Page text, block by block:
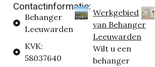
Contactinformatie:
Behanger
Leeuwarden
KVK:
58037640
Werkgebied
van Behanger
Leeuwarden
Wilt u een
behanger